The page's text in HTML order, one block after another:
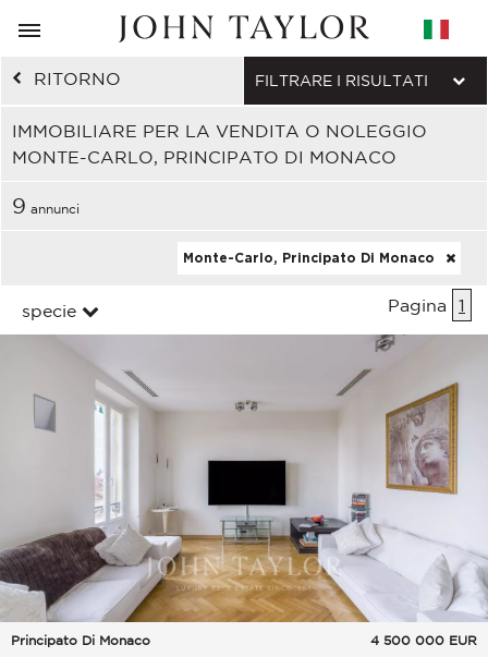
RITORNO
IMMOBILIARE PER LA VENDITA O NOLEGGIO
MONTE-CARLO, PRINCIPATO DI MONACO
FILTRARE I RISULTATI
9 annunci
Monte-Carlo, Principato Di Monaco
specie Pagina 1
Principato Di Monaco
4 500 000 EUR